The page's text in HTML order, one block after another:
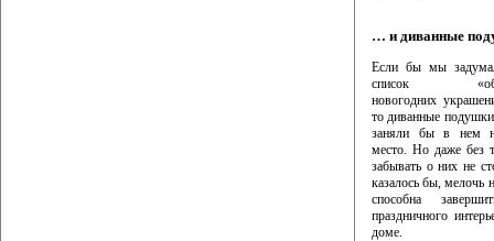
… и диванные
Если бы мы
список
новогодних
то диванные
заняли бы в нем
место. Но даже без
забывать о них не
казалось бы, мелочь
способна
праздничного
доме.